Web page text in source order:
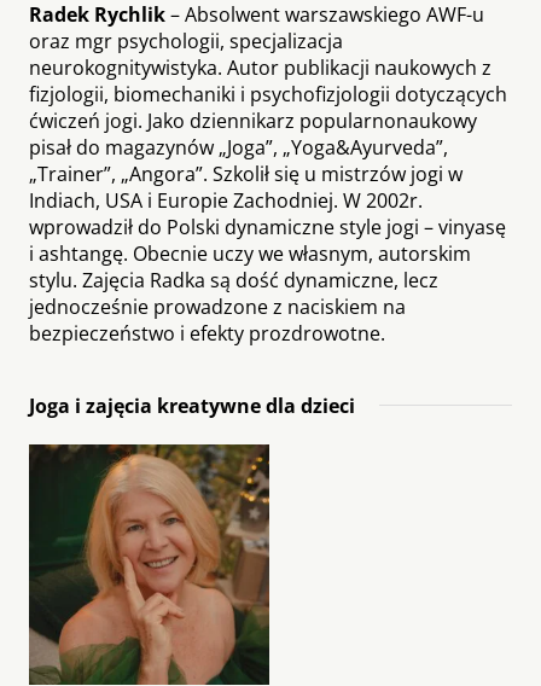
Radek Rychlik– Absolwent warszawskiego AWF-u
oraz mgr psychologii, specjalizacja
neurokognitywistyka. Autor publikacji naukowych z
fizjologii, biomechaniki i psychofizjologii dotyczących
ćwiczeń jogi. Jako dziennikarz popularnonaukowy
pisał do magazynów „Joga”, „Yoga&Ayurveda”,
„Trainer”, „Angora”. Szkolił się u mistrzów jogi w
Indiach, USA i Europie Zachodniej. W 2002r.
wprowadził do Polski dynamiczne style jogi – vinyasę
i ashtangę. Obecnie uczy we własnym, autorskim
stylu. Zajęcia Radka są dość dynamiczne, lecz
jednocześnie prowadzone z naciskiem na
bezpieczeństwo i efekty prozdrowotne.
Joga i zajęcia kreatywne dla dzieci